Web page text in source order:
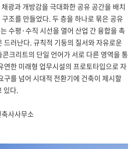
광과 개방감을 극대화한 공유 공간을 배치
조를 만들었다 .두 층을 하나로 묶은 공유
수평 ·수직 시선을 열어 산업 간 융합을 촉
드러난다 .규칙적 기둥의 질서와 자유로운
콘크리트의 단일 언어가 서로 다른 영역을 통
연한 미래형 업무시설의 프로토타입으로 자
구를 넘어 시대적 전환기에 건축이 제시할
있다
사사무소